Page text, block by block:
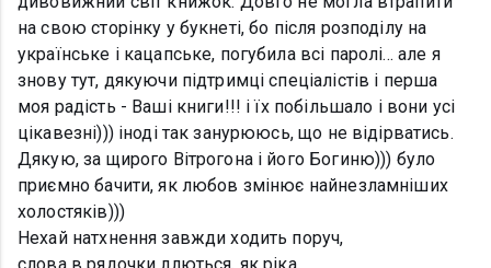
на свою сторінку у букнеті, бо після розподілу на
українське і кацапське, погубила всі паролі... але я
знову тут, дякуючи підтримці спеціалістів і перша
моя радість - Ваші книги!!! і їх побільшало і вони усі
цікавезні))) іноді так занурююсь, що не відірватись.
Дякую, за щирого Вітрогона і його Богиню))) було
приємно бачити, як любов змінює найнезламніших
холостяків)))
Нехай натхнення завжди ходить поруч,